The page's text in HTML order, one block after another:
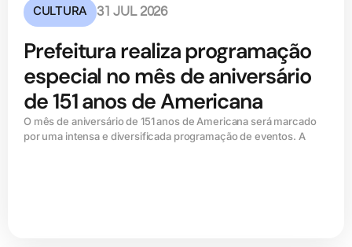
CULTURA 31 JUL 2026
Prefeitura realiza programação
especial no mês de aniversário
de 151 anos de Americana
O mês de aniversário de 151 anos de Americana será marcado
por uma intensa e diversificada programação de eventos. A